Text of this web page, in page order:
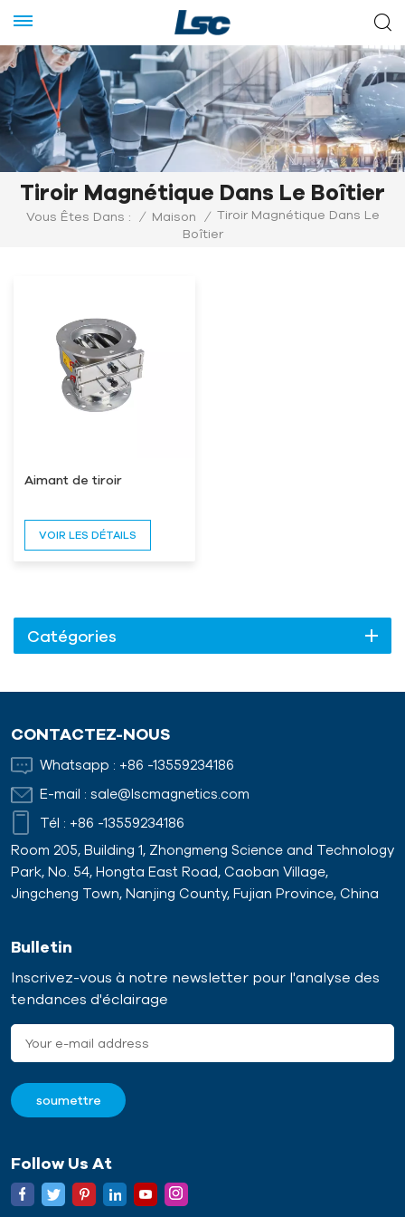
Tiroir Magnétique Dans Le Boîtier
Vous Êtes Dans : / Maison / Tiroir Magnétique Dans Le
Boîtier
Aimant de tiroir
VOIR LES DÉTAILS
Catégories
CONTACTEZ-NOUS
Whatsapp : +86 -13559234186
E-mail : sale@lscmagnetics.com
Tél : +86 -13559234186
Room 205, Building 1, Zhongmeng Science and Technology
Park, No. 54, Hongta East Road, Caoban Village,
Jingcheng Town, Nanjing County, Fujian Province, China
Bulletin
Inscrivez-vous à notre newsletter pour l'analyse des
tendances d'éclairage
Follow Us At